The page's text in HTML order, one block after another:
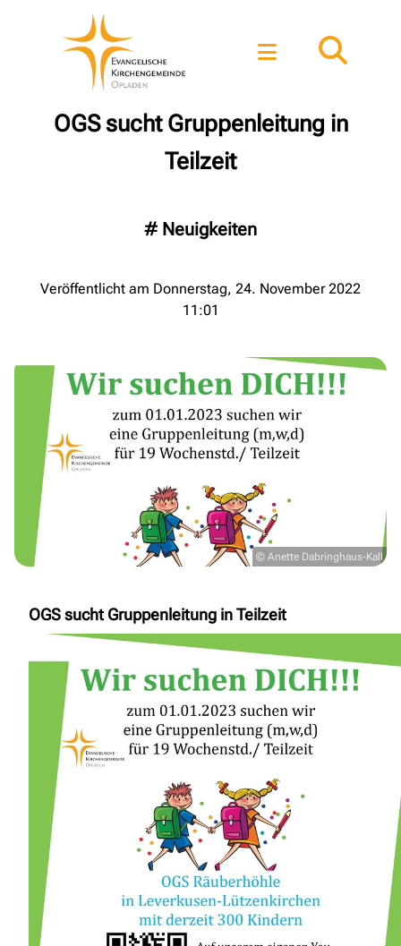
OGS sucht Gruppenleitung in
Teilzeit
# Neuigkeiten
Veröffentlicht am Donnerstag, 24. November 2022
11:01
© Anette Dabringhaus-Kall
OGS sucht Gruppenleitung in Teilzeit